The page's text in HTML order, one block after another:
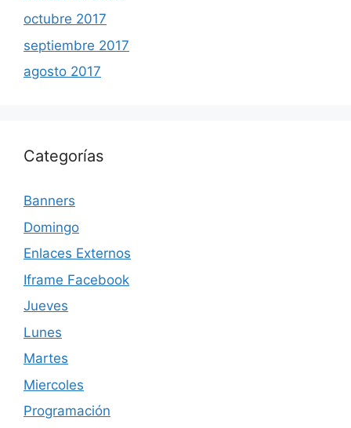
octubre 2017
septiembre 2017
agosto 2017
Categorías
Banners
Domingo
Enlaces Externos
Iframe Facebook
Jueves
Lunes
Martes
Miercoles
Programación